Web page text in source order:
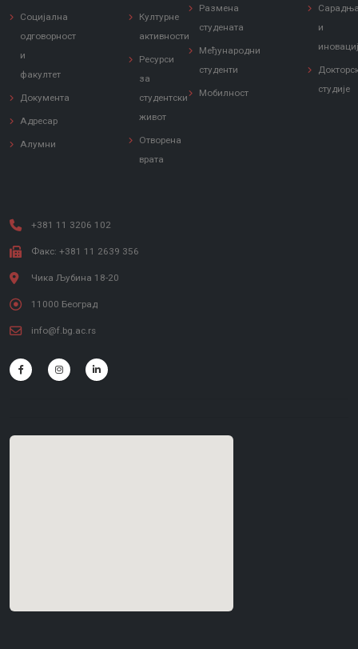
Социјална
одговорност
и
факултет
Документа
Адресар
Алумни
Културне
активности
Ресурси
за
студентски
живот
Отворена
врата
Размена
студената
Међународни
студенти
Мобилност
и
студије
+381 11 3206 102
Факс: +381 11 2639 356
Чика Љубина 18-20
11000 Београд
info@f.bg.ac.rs